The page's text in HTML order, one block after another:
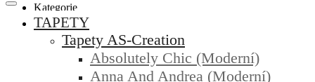
Kategorie
TAPETY
Tapety AS-Creation
Absolutely Chic (moderní)
Anna And Andrea (moderní)